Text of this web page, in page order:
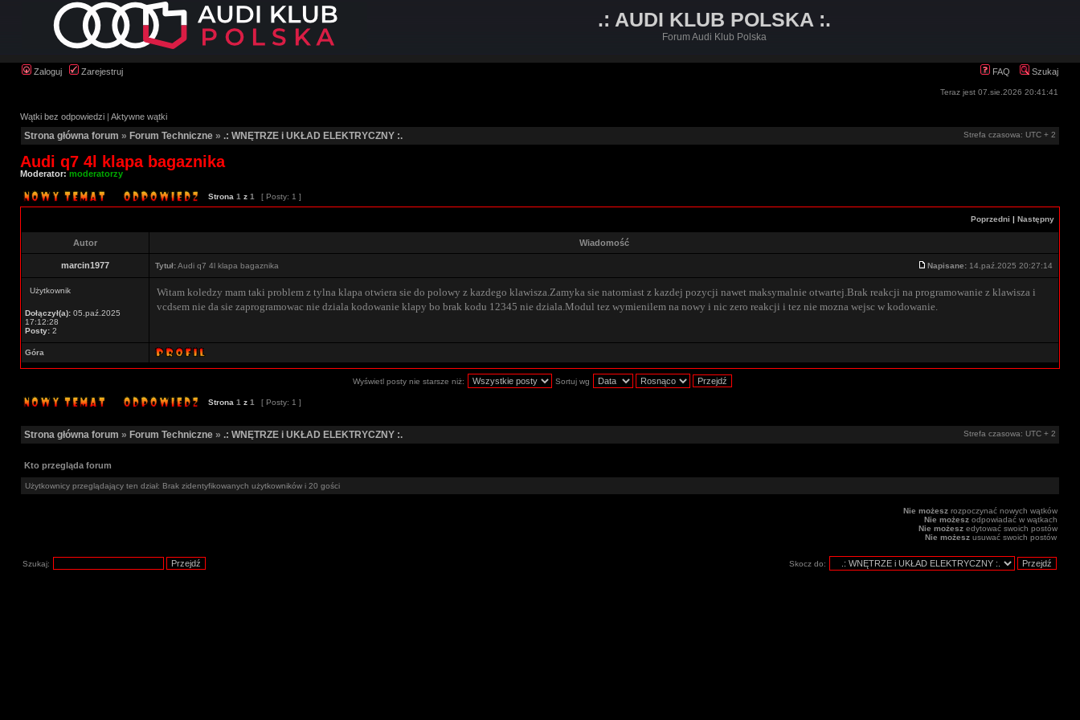
.: AUDI KLUB POLSKA :.
Forum Audi Klub Polska
Zaloguj Zarejestruj FAQ Szukaj
Teraz jest 07.sie.2026 20:41:41
Wątki bez odpowiedzi | Aktywne wątki
Strona główna forum » Forum Techniczne » .: WNĘTRZE i UKŁAD ELEKTRYCZNY :. Strefa czasowa: UTC + 2
Audi q7 4l klapa bagaznika
Moderator:moderatorzy
Strona 1 z 1 [ Posty: 1 ]
Poprzedni | Następny
Autor Wiadomość
marcin1977 Tytuł:Audi q7 4l klapa bagaznika Napisane: 14.paź.2025 20:27:14
Użytkownik
Dołączył(a): 05.paź.2025
17:12:28
Posty: 2
Witam koledzy mam taki problem z tylna klapa otwiera sie do polowy z kazdego klawisza.Zamyka sie natomiast z kazdej pozycji nawet maksymalnie otwartej.Brak reakcji na programowanie z klawisza i
vcdsem nie da sie zaprogramowac nie dziala kodowanie klapy bo brak kodu 12345 nie dziala.Modul tez wymienilem na nowy i nic zero reakcji i tez nie mozna wejsc w kodowanie.
Góra
Wyświetl posty nie starsze niż: Sortuj wg
Strona 1 z 1 [ Posty: 1 ]
Strona główna forum » Forum Techniczne » .: WNĘTRZE i UKŁAD ELEKTRYCZNY :. Strefa czasowa: UTC + 2
Kto przegląda forum
Użytkownicy przeglądający ten dział: Brak zidentyfikowanych użytkowników i 20 gości
Nie możesz rozpoczynać nowych wątków
Nie możesz odpowiadać w wątkach
Nie możesz edytować swoich postów
Nie możesz usuwać swoich postów
Szukaj: Skocz do: